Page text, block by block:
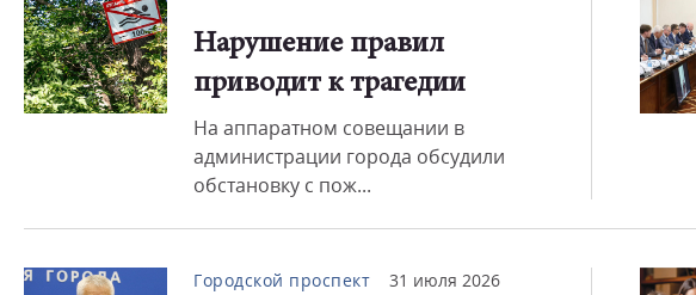
Нарушение правил
приводит к трагедии
На аппаратном совещании в
администрации города обсудили
обстановку с пож...
Городской проспект 31 июля 2026